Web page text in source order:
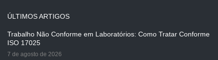
ÚLTIMOS ARTIGOS
Trabalho Não Conforme em Laboratórios: Como Tratar Conforme
ISO 17025
7 de agosto de 2026